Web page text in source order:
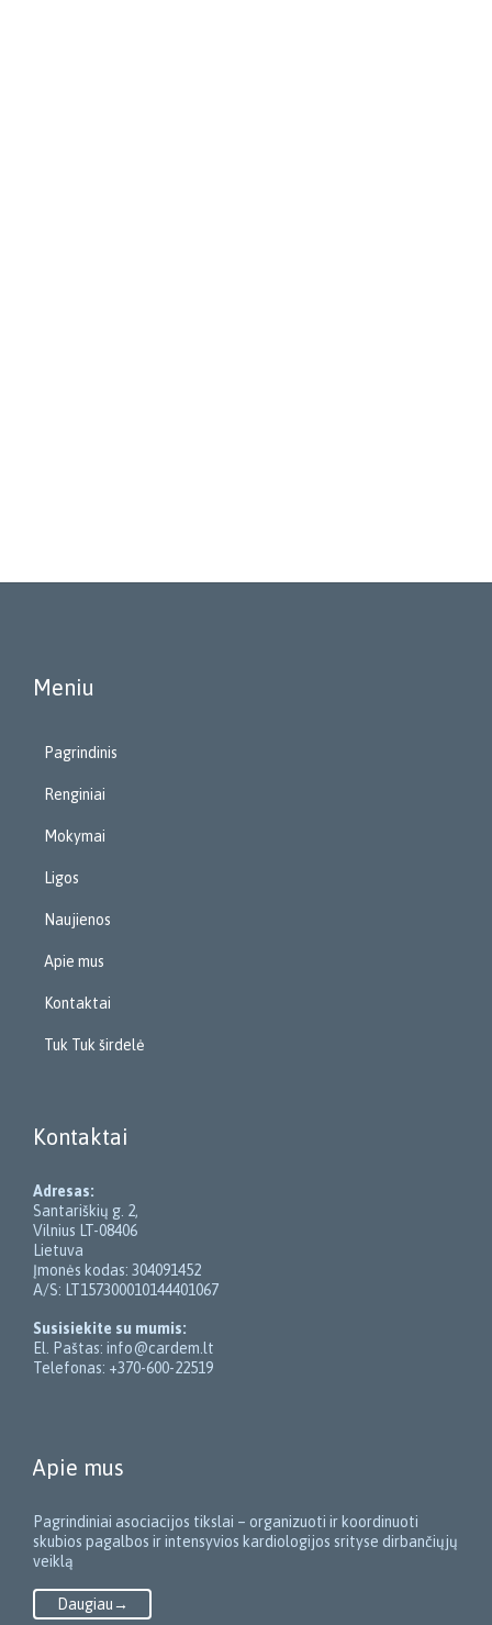
Meniu
Pagrindinis
Renginiai
Mokymai
Ligos
Naujienos
Apie mus
Kontaktai
Tuk Tuk širdelė
Kontaktai
Adresas:
Santariškių g. 2,
Vilnius LT-08406
Lietuva
Įmonės kodas: 304091452
A/S: LT157300010144401067
Susisiekite su mumis:
El. Paštas: info@cardem.lt
Telefonas: +370-600-22519
Apie mus
Pagrindiniai asociacijos tikslai – organizuoti ir koordinuoti
skubios pagalbos ir intensyvios kardiologijos srityse dirbančiųjų
veiklą
Daugiau→